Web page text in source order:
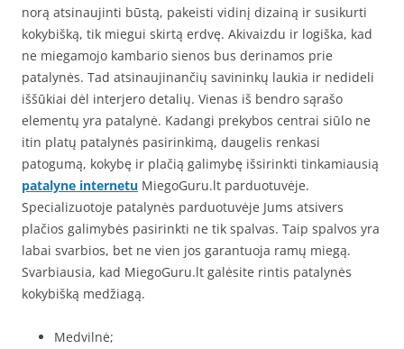
norą atsinaujinti būstą, pakeisti vidinį dizainą ir susikurti
kokybišką, tik miegui skirtą erdvę. Akivaizdu ir logiška, kad
ne miegamojo kambario sienos bus derinamos prie
patalynės. Tad atsinaujinančių savininkų laukia ir nedideli
iššūkiai dėl interjero detalių. Vienas iš bendro sąrašo
elementų yra patalynė. Kadangi prekybos centrai siūlo ne
itin platų patalynės pasirinkimą, daugelis renkasi
patogumą, kokybę ir plačią galimybę išsirinkti tinkamiausią
patalyne internetu MiegoGuru.lt parduotuvėje.
Specializuotoje patalynės parduotuvėje Jums atsivers
plačios galimybės pasirinkti ne tik spalvas. Taip spalvos yra
labai svarbios, bet ne vien jos garantuoja ramų miegą.
Svarbiausia, kad MiegoGuru.lt galėsite rintis patalynės
kokybišką medžiagą.
Medvilnė;